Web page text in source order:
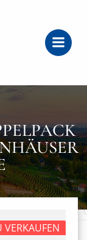
VERKAUFEN